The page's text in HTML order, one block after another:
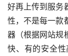
好再上传到服务
性，不是每一款
器（根据网站规
快、有的安全